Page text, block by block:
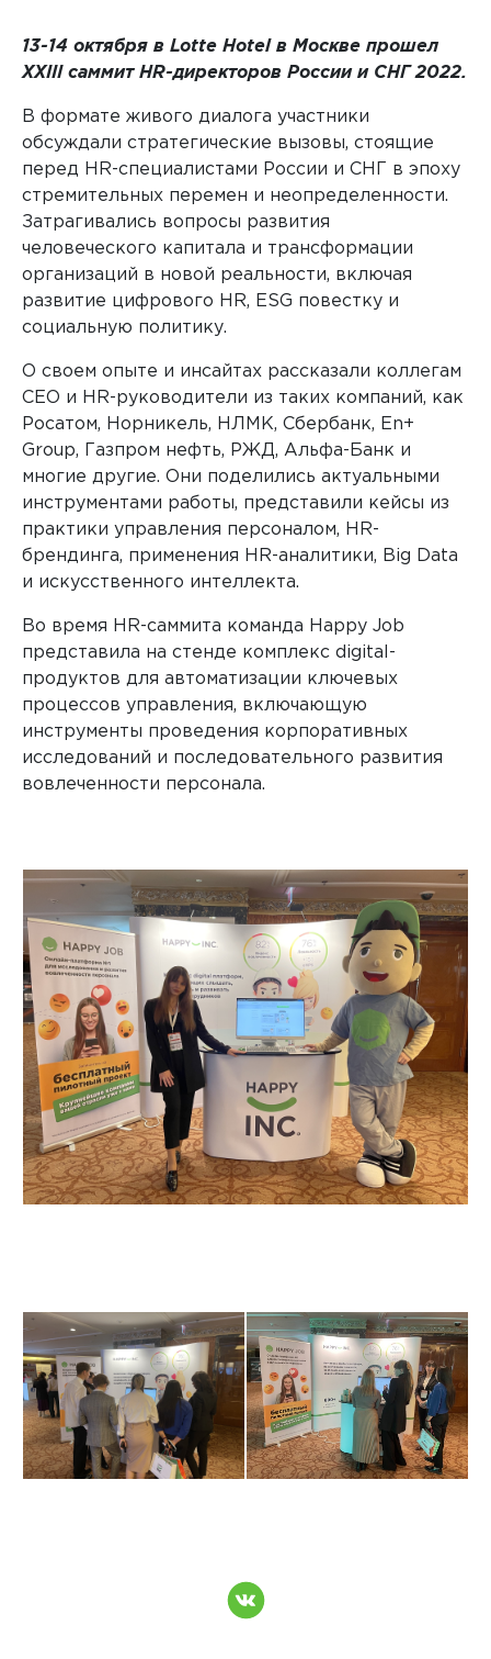
13-14 октября в Lotte Hotel в Москве прошел
XXIII саммит HR-директоров России и СНГ 2022.
В формате живого диалога участники
обсуждали стратегические вызовы, стоящие
перед HR-специалистами России и СНГ в эпоху
стремительных перемен и неопределенности.
Затрагивались вопросы развития
человеческого капитала и трансформации
организаций в новой реальности, включая
развитие цифрового HR, ESG повестку и
социальную политику.
О своем опыте и инсайтах рассказали коллегам
CEO и HR-руководители из таких компаний, как
Росатом, Норникель, НЛМК, Сбербанк, En+
Group, Газпром нефть, РЖД, Альфа-Банк и
многие другие. Они поделились актуальными
инструментами работы, представили кейсы из
практики управления персоналом, HR-
брендинга, применения HR-аналитики, Big Data
и искусственного интеллекта.
Во время HR-саммита команда Happy Job
представила на стенде комплекс digital-
продуктов для автоматизации ключевых
процессов управления, включающую
инструменты проведения корпоративных
исследований и последовательного развития
вовлеченности персонала.